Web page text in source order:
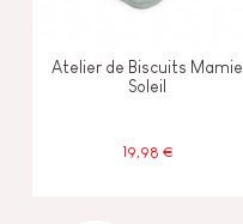
Atelier de Biscuits Mamie
Soleil
19,98 €